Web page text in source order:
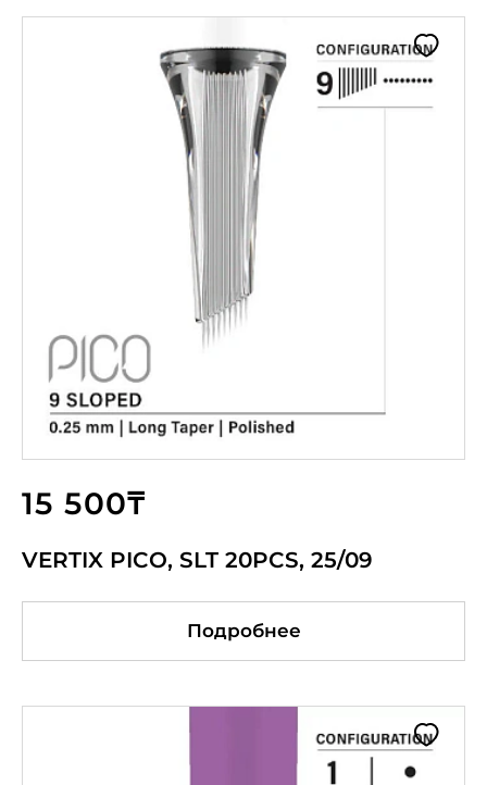
15 500₸
VERTIX PICO, SLT 20PCS, 25/09
Подробнее